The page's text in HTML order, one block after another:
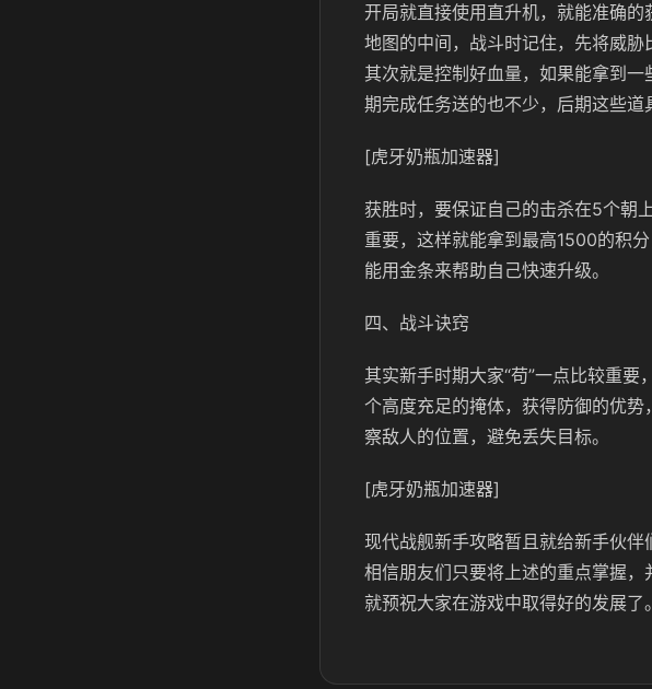
开局就直接使用直升机，就能准确
地图的中间，战斗时记住，先将威胁
其次就是控制好血量，如果能拿到
期完成任务送的也不少，后期这些道
[虎牙奶瓶加速器]
获胜时，要保证自己的击杀在5个朝
重要，这样就能拿到最高1500的积
能用金条来帮助自己快速升级。
四、战斗诀窍
其实新手时期大家“苟”一点比较重
个高度充足的掩体，获得防御的优
察敌人的位置，避免丢失目标。
[虎牙奶瓶加速器]
现代战舰新手攻略暂且就给新手伙
相信朋友们只要将上述的重点掌握
就预祝大家在游戏中取得好的发展了。